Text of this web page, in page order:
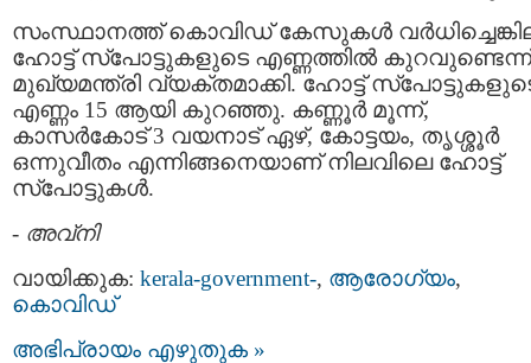
സംസ്ഥാനത്ത് കൊവിഡ് കേസുകൾ
ഹോട്ട് സ്‌പോട്ടുകളുടെ എണ്ണത്തിൽ കുറവുണ്ടെന്ന്
മുഖ്യമന്ത്രി വ്യക്തമാക്കി. ഹോട്ട്
എണ്ണം 15 ആയി കുറഞ്ഞു. കണ്ണൂര്‍ മൂന്ന്,
കാസര്‍കോട് 3 വയനാട് ഏഴ്, കോട്ടയം, തൃശ്ശൂര്‍
ഒന്നുവീതം എന്നിങ്ങനെയാണ് നിലവിലെ ഹോട്ട്
സ്പോട്ടുകൾ.
- അവ്നി
വായിക്കുക: kerala-government-, ആരോഗ്യം,
കൊവിഡ്
അഭിപ്രായം എഴുതുക »